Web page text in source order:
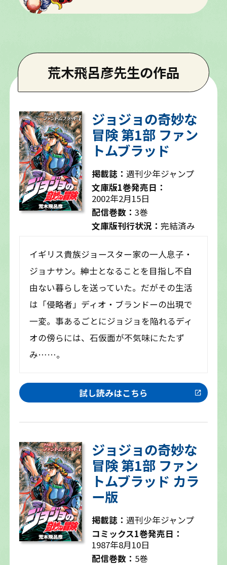
荒木飛呂彦先生の作品
ジョジョの奇妙な
冒険 第1部 ファン
トムブラッド
掲載誌： 週刊少年ジャンプ
文庫版1巻発売日：
2002年2月15日
配信巻数： 3巻
文庫版刊行状況： 完結済み
イギリス貴族ジョースター家の一人息子・
ジョナサン。紳士となることを目指し不自
由ない暮らしを送っていた。だがその生活
は「侵略者」ディオ・ブランドーの出現で
一変。事あるごとにジョジョを陥れるディ
オの傍らには、石仮面が不気味にたたず
み……。
試し読みはこちら
ジョジョの奇妙な
冒険 第1部 ファン
トムブラッド カラ
ー版
掲載誌： 週刊少年ジャンプ
コミックス1巻発売日：
1987年8月10日
配信巻数： 5巻